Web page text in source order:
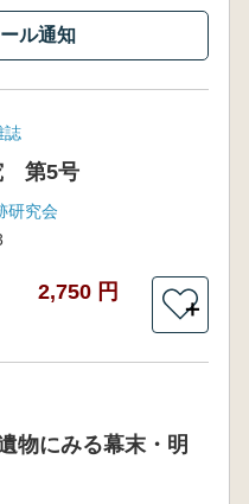
ル通知
誌
第5号
研究会
2,750 円
＋
にみる幕末・明